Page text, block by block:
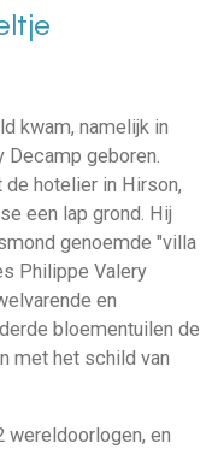
kwam, namelijk in
geboren.
hotelier in Hirson,
een lap grond. Hij
genoemde "villa
Philippe Valery
en
bloementuilen de
met het schild van
en